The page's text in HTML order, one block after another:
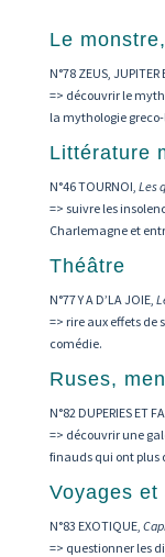
Le
N°78 ZEUS, JUPITER
=> découvrir le
la mythologie
Littérature
N°46 TOURNOI, Les
=> suivre les
Charlemagne et
Théâtre
N°77 Y A D’LA JOIE,
=> rire aux effets de
comédie.
Ruses,
N°82 DUPERIES ET
=> découvrir une
finauds qui ont plus
Voyages et
N°83 EXOTIQUE,
=> questionner les